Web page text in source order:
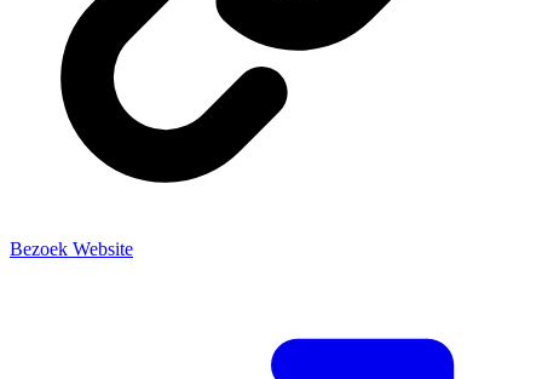
Bezoek Website